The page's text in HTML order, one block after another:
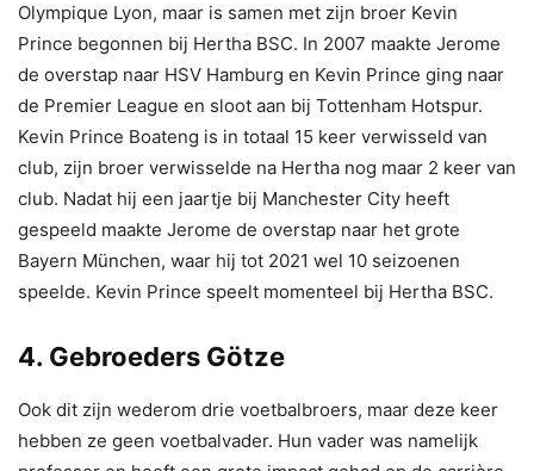
Olympique Lyon, maar is samen met zijn broer Kevin
Prince begonnen bij Hertha BSC. In 2007 maakte Jerome
de overstap naar HSV Hamburg en Kevin Prince ging naar
de Premier League en sloot aan bij Tottenham Hotspur.
Kevin Prince Boateng is in totaal 15 keer verwisseld van
club, zijn broer verwisselde na Hertha nog maar 2 keer van
club. Nadat hij een jaartje bij Manchester City heeft
gespeeld maakte Jerome de overstap naar het grote
Bayern München, waar hij tot 2021 wel 10 seizoenen
speelde. Kevin Prince speelt momenteel bij Hertha BSC.
4. Gebroeders Götze
Ook dit zijn wederom drie voetbalbroers, maar deze keer
hebben ze geen voetbalvader. Hun vader was namelijk